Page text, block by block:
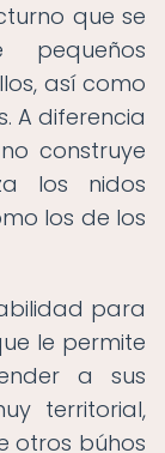
que se
pequeños
así como
A diferencia
construye
los nidos
los de los
para
le permite
a sus
territorial,
otros búhos